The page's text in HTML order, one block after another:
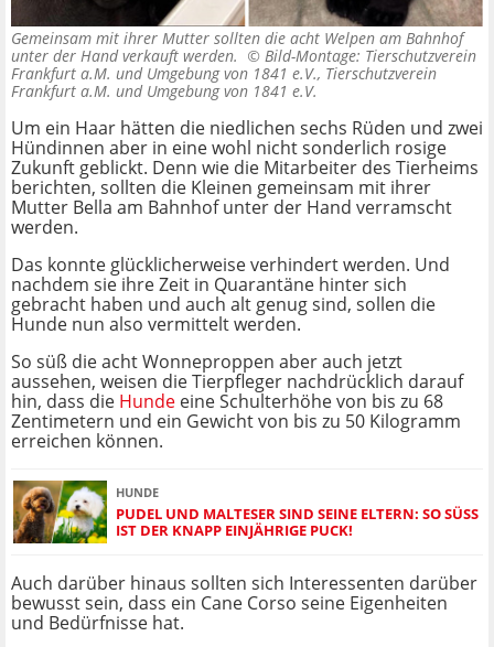
Gemeinsam mit ihrer Mutter sollten die acht Welpen am Bahnhof
unter der Hand verkauft werden. © Bild-Montage: Tierschutzverein
Frankfurt a.M. und Umgebung von 1841 e.V., Tierschutzverein
Frankfurt a.M. und Umgebung von 1841 e.V.
Um ein Haar hätten die niedlichen sechs Rüden und zwei
Hündinnen aber in eine wohl nicht sonderlich rosige
Zukunft geblickt. Denn wie die Mitarbeiter des Tierheims
berichten, sollten die Kleinen gemeinsam mit ihrer
Mutter Bella am Bahnhof unter der Hand verramscht
werden.
Das konnte glücklicherweise verhindert werden. Und
nachdem sie ihre Zeit in Quarantäne hinter sich
gebracht haben und auch alt genug sind, sollen die
Hunde nun also vermittelt werden.
So süß die acht Wonneproppen aber auch jetzt
aussehen, weisen die Tierpfleger nachdrücklich darauf
hin, dass die Hunde eine Schulterhöhe von bis zu 68
Zentimetern und ein Gewicht von bis zu 50 Kilogramm
erreichen können.
HUNDE
PUDEL UND MALTESER SIND SEINE ELTERN: SO SÜSS I
ST DER KNAPP EINJÄHRIGE PUCK!
Auch darüber hinaus sollten sich Interessenten darüber
bewusst sein, dass ein Cane Corso seine Eigenheiten
und Bedürfnisse hat.